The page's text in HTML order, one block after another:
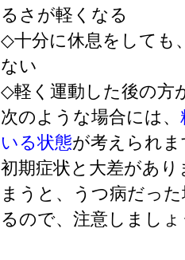
るさが軽くなる
◇十分に休息をしても
ない
◇軽く運動した後の方
次のような場合には、
いる状態が考えられ
初期症状と大差があ
まうと、うつ病だっ
るので、注意しまし